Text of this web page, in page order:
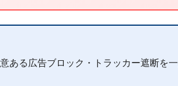
ある広告ブロック・トラッカー遮断を